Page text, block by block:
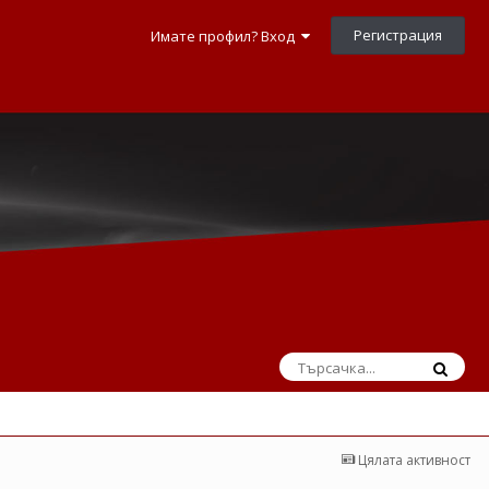
Имате профил? Вход Регистрация
Цялата активност